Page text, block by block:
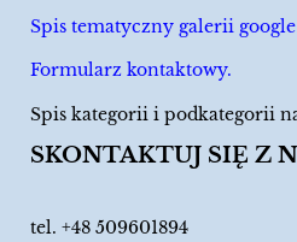
Spis tematyczny galerii
Formularz kontaktowy.
Spis kategorii i podkategorii
SKONTAKTUJ SIĘ Z
tel. +48 509601894